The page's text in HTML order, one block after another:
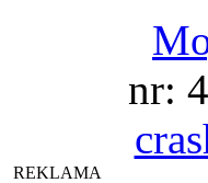
nr:
REKLAMA